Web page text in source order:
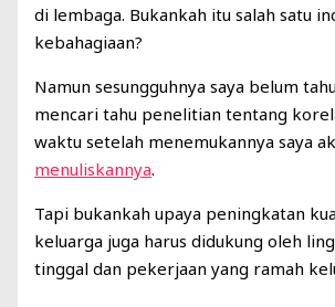
di lembaga. Bukankah itu salah satu
kebahagiaan?
Namun sesungguhnya saya belum
mencari tahu penelitian tentang
waktu setelah menemukannya saya
menuliskannya.
Tapi bukankah upaya peningkatan
keluarga juga harus didukung oleh
tinggal dan pekerjaan yang ramah